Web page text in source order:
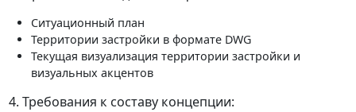
Ситуационный план
Территории застройки в формате DWG
Текущая визуализация территории застройки и
визуальных акцентов
4. Требования к составу концепции: